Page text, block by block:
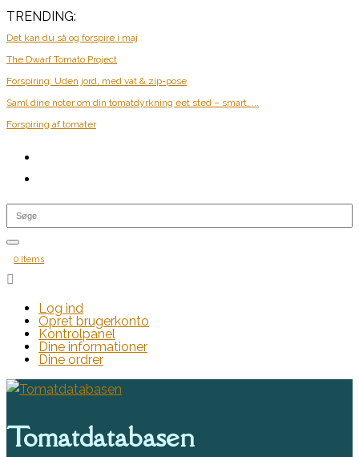
TRENDING:
Det kan du så og forspire i maj
The Dwarf Tomato Project
Forspiring: Uden jord, med vat & zip-pose
Saml dine noter om din tomatdyrkning eet sted – smart, ...
Forspiring af tomater
0 Items

Log ind
Opret brugerkonto
Kontrolpanel
Dine informationer
Dine ordrer
Tomatdatabasen